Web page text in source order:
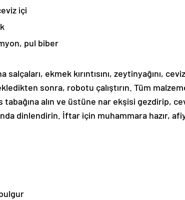
içi
pul biber
ekmek kırıntısını, zeytinyağını,
sonra, robotu çalıştırın. Tüm
tabağına alın ve üstüne nar ekşisi gezdirip,
dinlendirin. İftar için muhammara hazır,